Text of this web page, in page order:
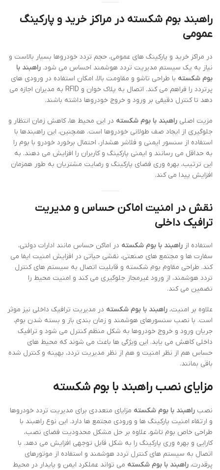
راهبند بوم شکسته در مراکز خرید و پارکینگ
عمومی
در مراکز خرید و پارکینگ های عمومی، حجم تردد خودروها بسیار بالاست و
نیاز به یک سیستم مدیریت تردد هوشمند احساس می شود. راهبند با
بوم شکسته با طراحی تاشو و مقاومت بالا، امکان استفاده در ورودی های
پرتردد را فراهم می کند. اتصال به پلاک خوان و RFID به مدیران اجازه می
دهد تا کنترل دقیقی بر ورود و خروج خودروها داشته باشند.
مزیت اصلی راهبند با بوم شکسته در این محیط ها، کاهش زمان انتظار و
جلوگیری از ایجاد صف طولانی خودروها است. همچنین، این راهبندها با
استفاده از سنسور ایمنی و فلاشر هشدار، احتمال برخورد خودرو با بوم را
به حداقل می رسانند و ایمنی پارکینگ و کاربران را افزایش می دهند. به
این ترتیب، بهره وری فضای پارکینگ و رضایت مشتریان به طور همزمان
افزایش پیدا می کند.
نقش در امنیت اماکن حساس و مدیریت
ترافیک داخلی
استفاده از راهبند با بوم شکسته در اماکن حساس مانند ادارات دولتی،
سفارت ها و مجتمع های صنعتی، نقشی حیاتی در افزایش امنیت ایفا می
کند. طراحی مقاوم بوم شکسته و قابلیت اتصال به سیستم های کنترل
تردد هوشمند، از ورود غیرمجاز جلوگیری می کند و امنیت محیط را
تضمین می کند.
علاوه بر امنیت، راهبند با بوم شکسته در مدیریت ترافیک داخلی نیز موثر
است. با نصب سنسورهای هوشمند و زمان بندی باز و بسته شدن بوم،
جریان ورود و خروج خودروها به شکل منظم کنترل می شود و ترافیک
داخلی کاهش می یابد. این ویژگی ها باعث می شوند که محیط های
حساس هم از نظر امنیت و هم از نظر مدیریت تردد، بهینه و کنترل شده
باقی بمانند.
مزایای نصب راهبند با بوم شکسته
نصب راهبند با بوم شکسته مزایای متعددی برای مدیریت تردد خودروها
و ارتقاء امنیت پارکینگ ها و ورودی مجتمع ها دارد. این نوع راهبند با
طراحی خاص بوم تاشو، علاوه بر حل مشکل محدودیت فضای نصب،
کارایی و بهره وری پارکینگ را به شکل قابل توجهی افزایش می دهد. با
اتصال به سیستم های کنترل تردد هوشمند و استفاده از موتورهای
پرقدرت، راهبند با بوم شکسته می تواند عملکرد ایمن و پایدار در محیط